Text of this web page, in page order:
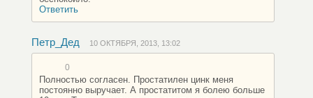
Ответить
Петр_Дед 10 ОКТЯБРЯ, 2013, 13:02
0
Полностью согласен. Простатилен цинк меня
постоянно выручает. А простатитом я болею больше